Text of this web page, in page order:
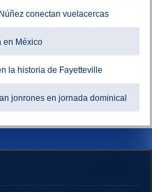
conectan vuelacercas
en México
la historia de Fayetteville
jonrones en jornada dominical